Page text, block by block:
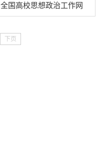
全国高校思想政治工作网
下页